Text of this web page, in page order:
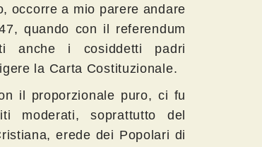
occorre a mio parere andare
quando con il referendum
anche i cosiddetti padri
la Carta Costituzionale.
il proporzionale puro, ci fu
moderati, soprattutto del
erede dei Popolari di